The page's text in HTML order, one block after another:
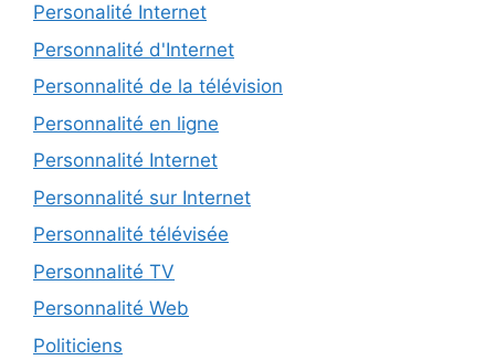
Personalité Internet
Personnalité d'Internet
Personnalité de la télévision
Personnalité en ligne
Personnalité Internet
Personnalité sur Internet
Personnalité télévisée
Personnalité TV
Personnalité Web
Politiciens